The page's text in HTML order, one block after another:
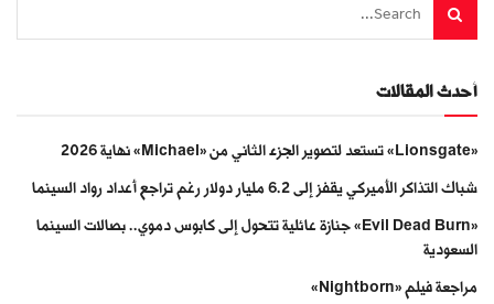
أحدث المقالات
«Lionsgate» تستعد لتصوير الجزء الثاني من «Michael» نهاية 2026
شباك التذاكر الأميركي يقفز إلى 6.2 مليار دولار رغم تراجع أعداد رواد السينما
«Evil Dead Burn» جنازة عائلية تتحول إلى كابوس دموي.. بصالات السينما
السعودية
مراجعة فيلم «Nightborn»